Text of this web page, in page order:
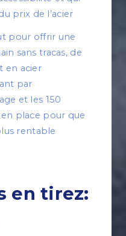
prix de l’acier
pour offrir une
sans tracas, de
en acier
par
et les 150
place pour que
rentable
en tirez: